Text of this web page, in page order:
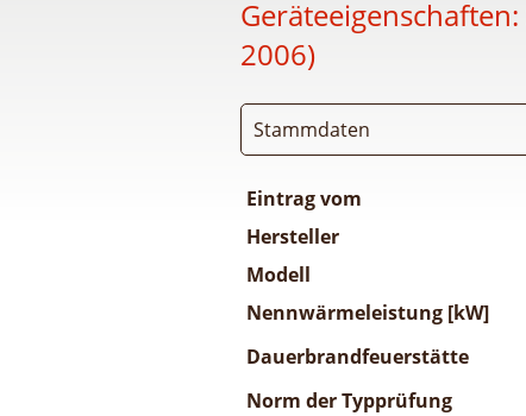
Geräteeigenschaften:
2006)
Stammdaten
Eintrag vom
Hersteller
Modell
Nennwärmeleistung [kW]
Dauerbrandfeuerstätte
Norm der Typprüfung